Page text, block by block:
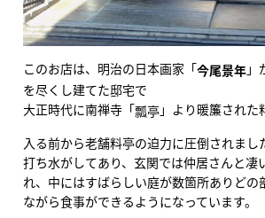
このお店は、明治の日本画家「今尾景年」
を尽くし建てた邸宅で
大正時代に南禅寺「瓢亭」より暖簾された
入る前から老舗料亭の迫力に圧倒されまし
打ち水がしてあり、玄関では仲居さんと凄
れ、中にはすばらしい庭が数箇所ありどの
ながら食事ができるようになっています。